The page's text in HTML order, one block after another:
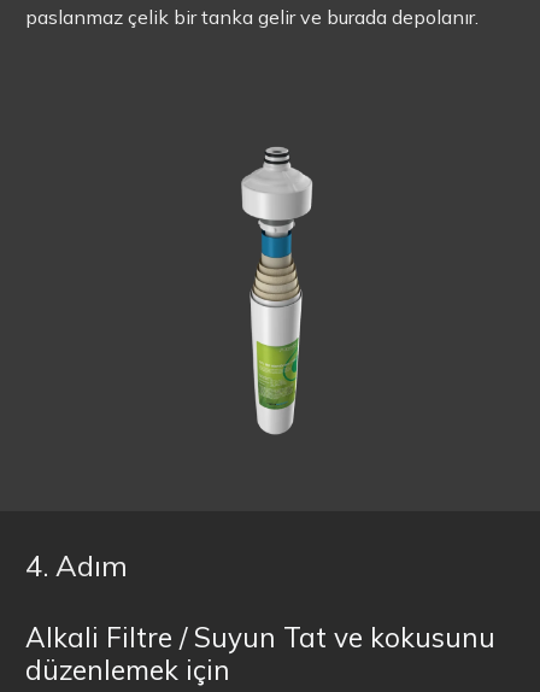
paslanmaz çelik bir tanka gelir ve burada depolanır.
4. Adım
Alkali Filtre / Suyun Tat ve kokusunu
düzenlemek için